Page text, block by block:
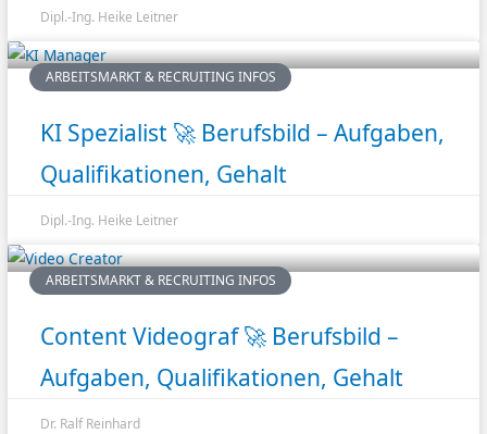
Dipl.-Ing. Heike Leitner
ARBEITSMARKT & RECRUITING INFOS
KI Spezialist 🚀 Berufsbild – Aufgaben,
Qualifikationen, Gehalt
Dipl.-Ing. Heike Leitner
ARBEITSMARKT & RECRUITING INFOS
Content Videograf 🚀 Berufsbild –
Aufgaben, Qualifikationen, Gehalt
Dr. Ralf Reinhard